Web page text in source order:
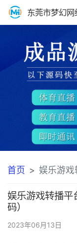
东莞市梦幻网
首页 娱乐游戏转播平台源
娱乐游戏转播平
码）
2023年06月13日